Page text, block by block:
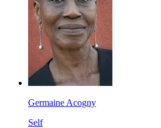
Germaine Acogny
Self